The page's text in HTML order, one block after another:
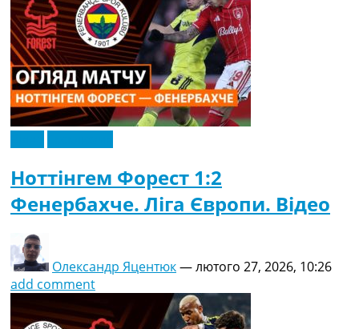
Ноттінгем Форест 1:2
Фенербахче. Ліга Європи. Відео
Олександр Яцентюк—лютого 27, 2026, 10:26
add comment